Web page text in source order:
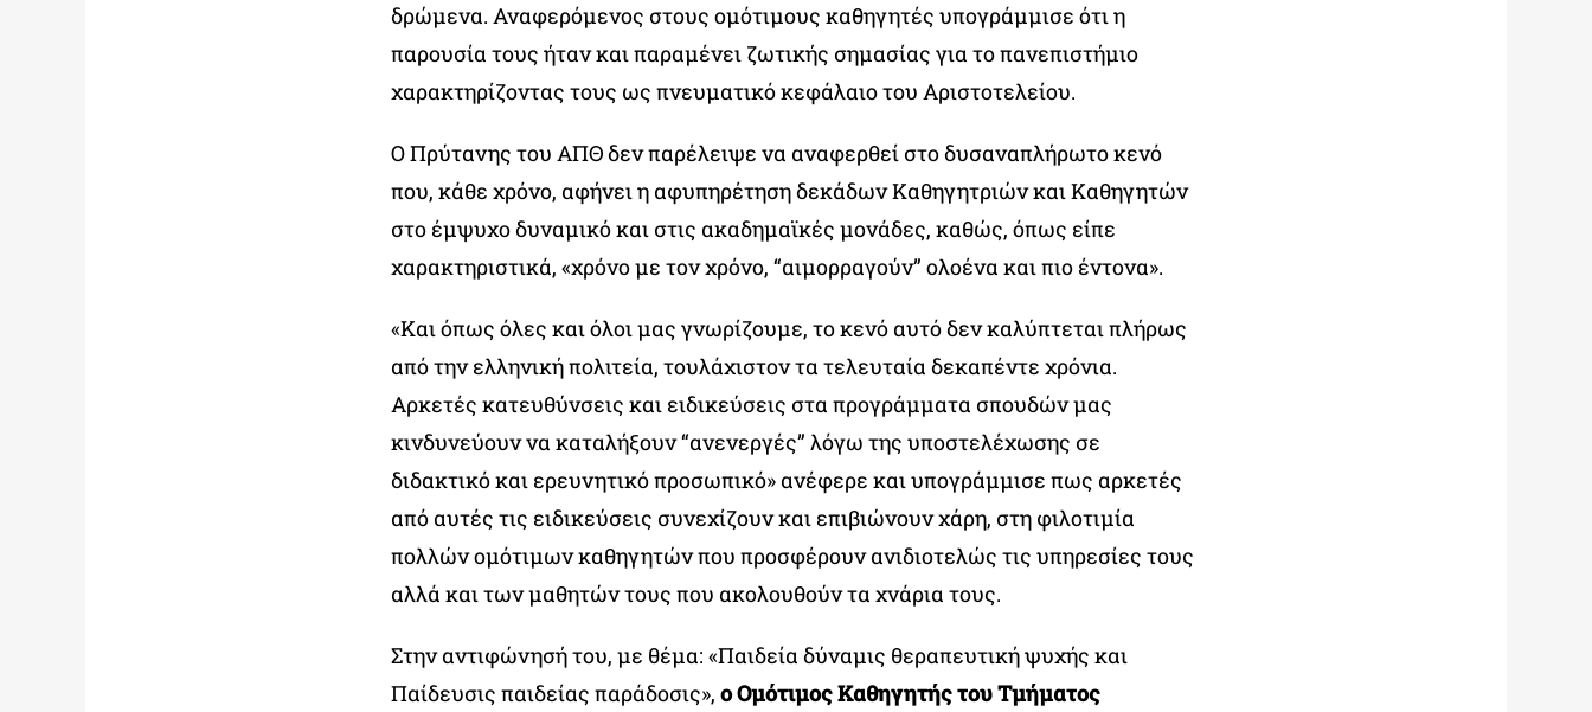
δρώμενα. Αναφερόμενος στους ομότιμους καθηγητές υπογράμμισε ότι η
παρουσία τους ήταν και παραμένει ζωτικής σημασίας για το πανεπιστήμιο
χαρακτηρίζοντας τους ως πνευματικό κεφάλαιο του Αριστοτελείου.
Ο Πρύτανης του ΑΠΘ δεν παρέλειψε να αναφερθεί στο δυσαναπλήρωτο κενό
που, κάθε χρόνο, αφήνει η αφυπηρέτηση δεκάδων Καθηγητριών και Καθηγητών
στο έμψυχο δυναμικό και στις ακαδημαϊκές μονάδες, καθώς, όπως είπε
χαρακτηριστικά, «χρόνο με τον χρόνο, “αιμορραγούν” ολοένα και πιο έντονα».
«Και όπως όλες και όλοι μας γνωρίζουμε, το κενό αυτό δεν καλύπτεται πλήρως
από την ελληνική πολιτεία, τουλάχιστον τα τελευταία δεκαπέντε χρόνια.
Αρκετές κατευθύνσεις και ειδικεύσεις στα προγράμματα σπουδών μας
κινδυνεύουν να καταλήξουν “ανενεργές” λόγω της υποστελέχωσης σε
διδακτικό και ερευνητικό προσωπικό» ανέφερε και υπογράμμισε πως αρκετές
από αυτές τις ειδικεύσεις συνεχίζουν και επιβιώνουν χάρη, στη φιλοτιμία
πολλών ομότιμων καθηγητών που προσφέρουν ανιδιοτελώς τις υπηρεσίες τους
αλλά και των μαθητών τους που ακολουθούν τα χνάρια τους.
Στην αντιφώνησή του, με θέμα: «Παιδεία δύναμις θεραπευτική ψυχής και
Παίδευσις παιδείας παράδοσις», ο Ομότιμος Καθηγητής του Τμήματος